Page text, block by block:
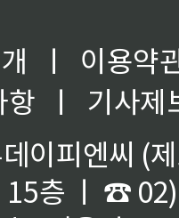
ㅣ
이용약
항
ㅣ
기사제
이피엔씨 (
15층 ㅣ ☎